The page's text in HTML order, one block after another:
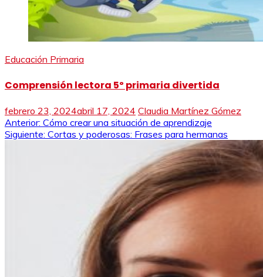
Educación Primaria
Comprensión lectora 5º primaria divertida
febrero 23, 2024abril 17, 2024 Claudia Martínez Gómez
Navegación
de
Anterior: Cómo crear una situación de aprendizaje
Siguiente: Cortas y poderosas: Frases para hermanas